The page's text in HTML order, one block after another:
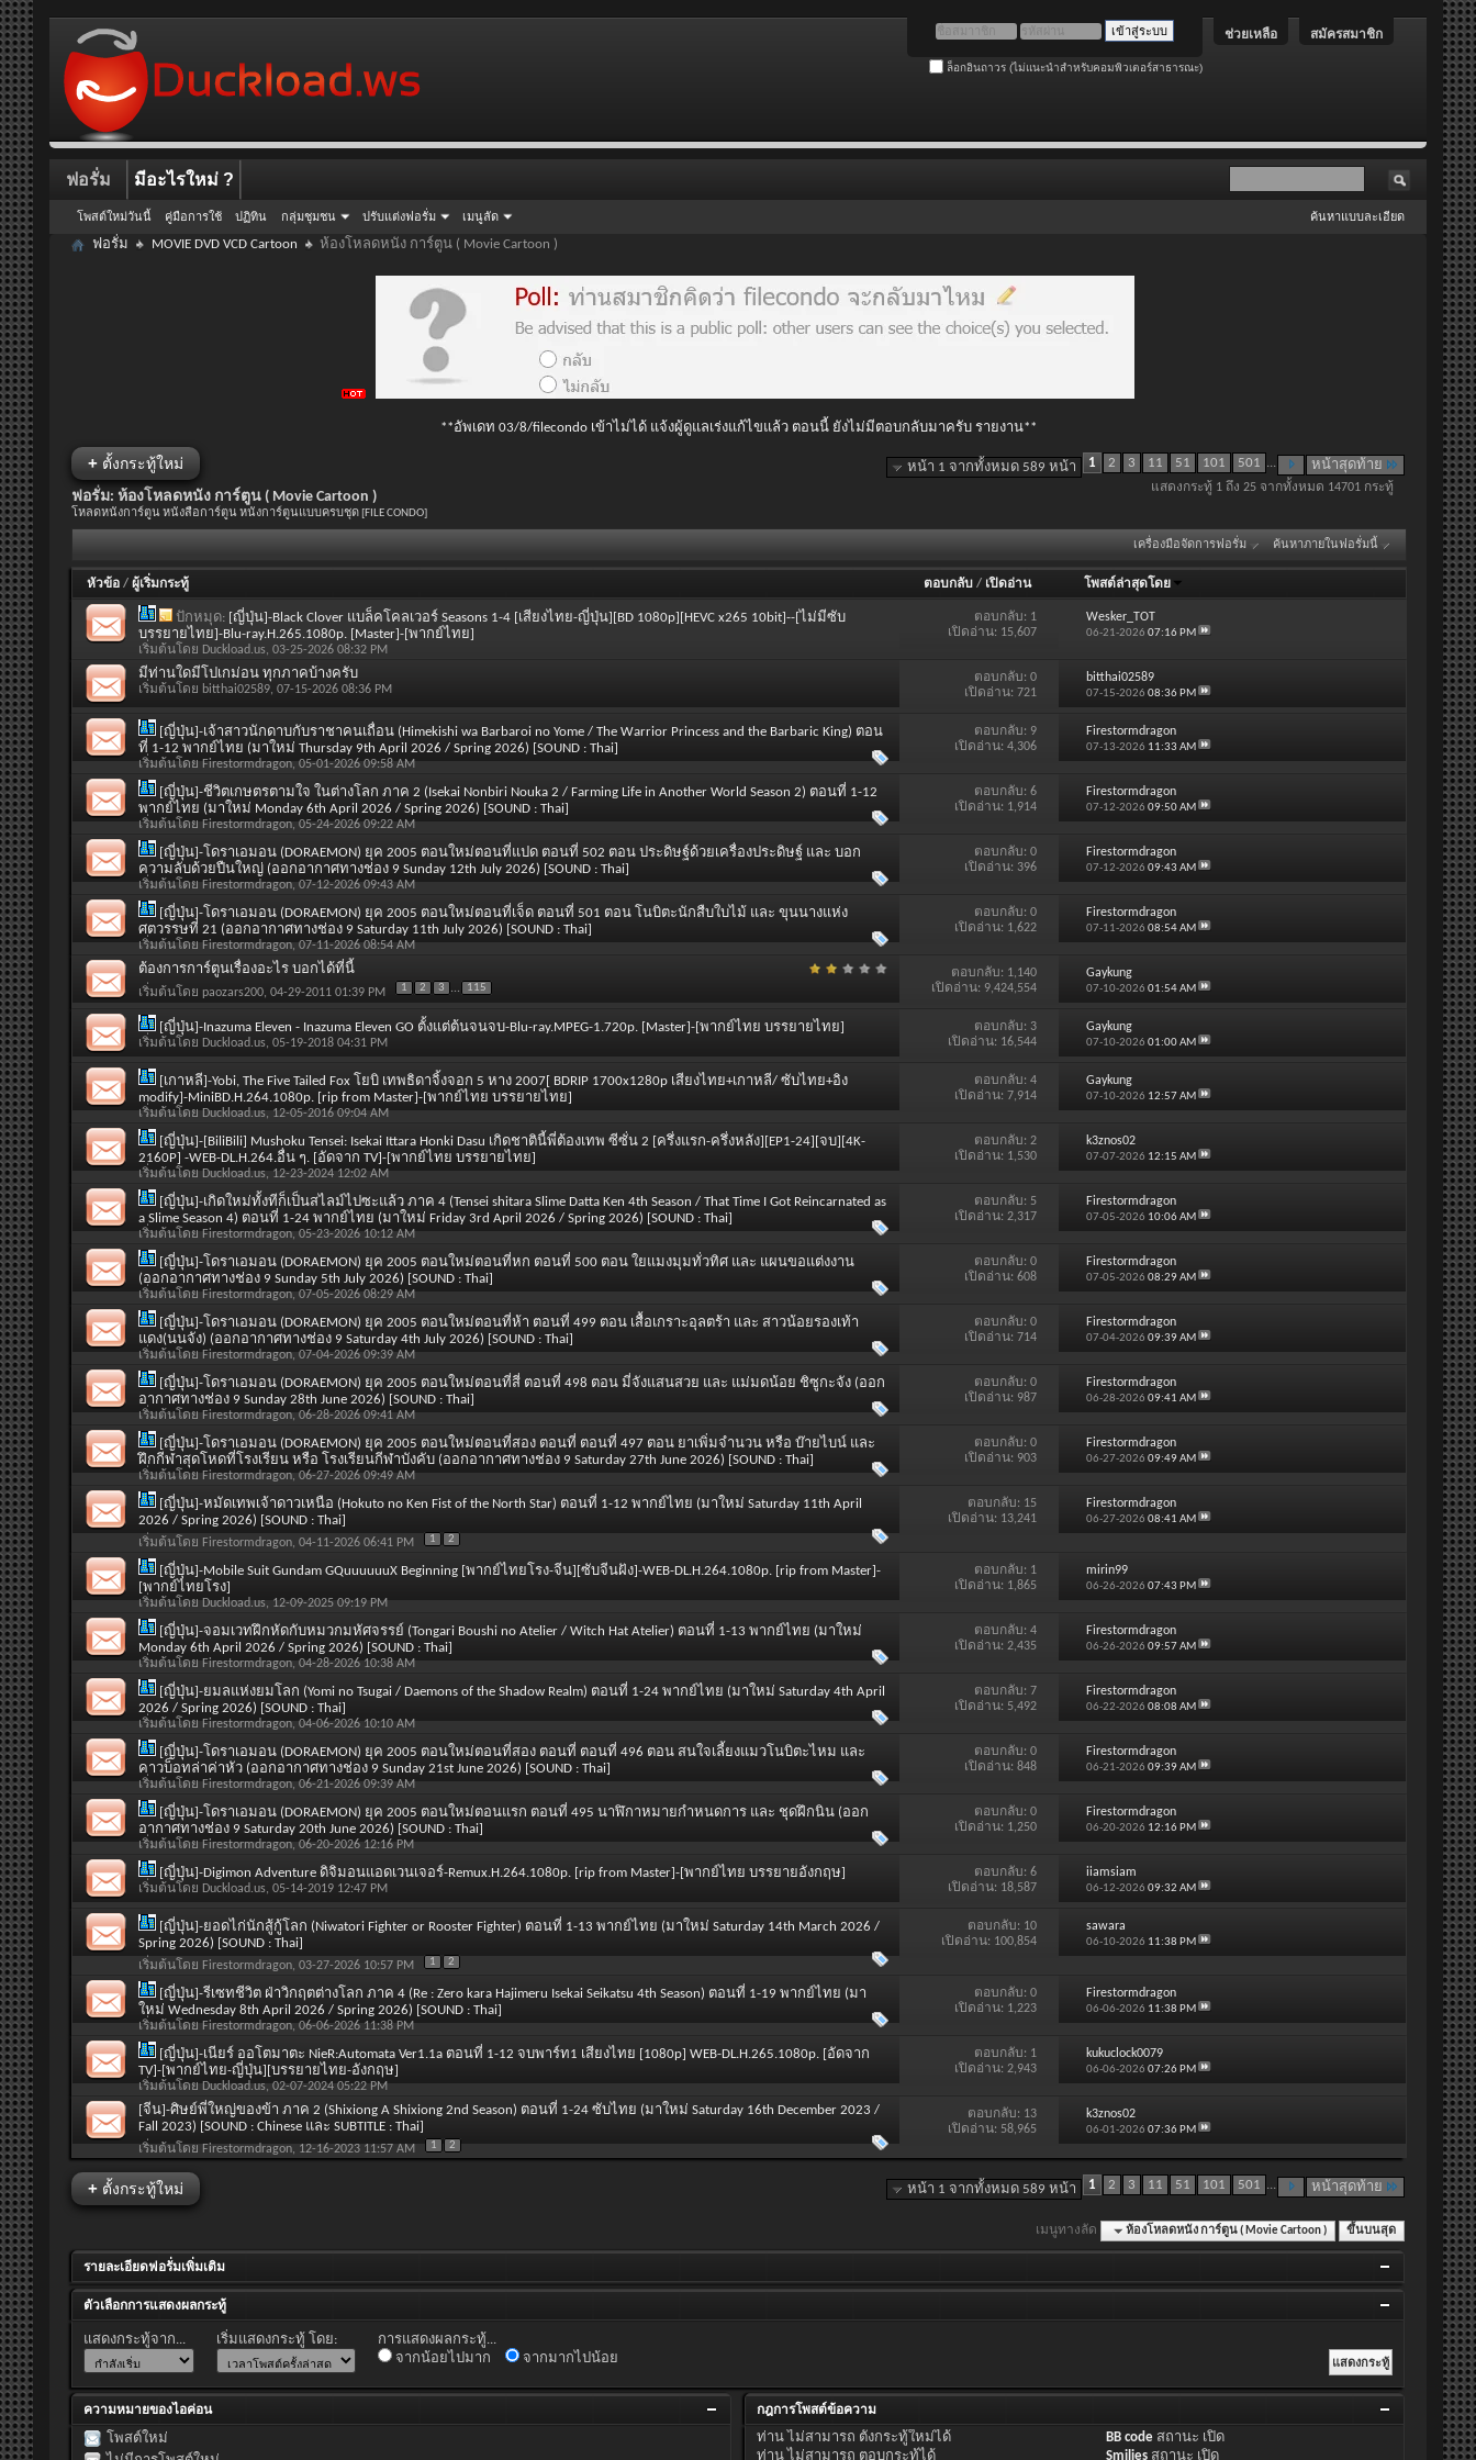
สมัครสมาชิก
ช่วยเหลือ
ล็อกอินถาวร (ไม่แนะนำสำหรับคอมพิวเตอร์สาธารณะ)
ฟอรั่ม
โพสต์ใหม่วันนี้ คู่มือการใช้ ปฏิทิน กลุ่มชุมชน ปรับแต่งฟอรั่ม เมนูลัด
มีอะไรใหม่ ?
ค้นหาแบบละเอียด
ฟอรั่ม MOVIE DVD VCD Cartoon ห้องโหลดหนัง การ์ตูน ( Movie Cartoon )
**อัพเดท 03/8/filecondo เข้าไม่ได้ แจ้งผู้ดูแลเร่งแก้ไขแล้ว ตอนนี้ ยังไม่มีตอบกลับมาครับ รายงาน**
+ ตั้งกระทู้ใหม่ หน้า 1 จากทั้งหมด 589 หน้า 1 2 3 11 51 101 501 ... หน้าสุดท้าย
แสดงกระทู้ 1 ถึง 25 จากทั้งหมด 14701 กระทู้
ฟอรั่ม: ห้องโหลดหนัง การ์ตูน ( Movie Cartoon )
โหลดหนังการ์ตูน หนังสือการ์ตูน หนังการ์ตูนแบบครบชุด [FILE CONDO]
เครื่องมือจัดการฟอรั่ม ค้นหาภายในฟอรั่มนี้
หัวข้อ / ผู้เริ่มกระทู้ ตอบกลับ / เปิดอ่าน โพสต์ล่าสุดโดย
ปักหมุด: [ญี่ปุ่น]-Black Clover แบล็คโคลเวอร์ Seasons 1-4 [เสียงไทย-ญี่ปุ่น][BD 1080p][HEVC x265 10bit]--[ไม่มีซับ
บรรยายไทย]-Blu-ray.H.265.1080p. [Master]-[พากย์ไทย]
เริ่มต้นโดย Duckload.us, 03-25-2026 08:32 PM
ตอบกลับ: 1
เปิดอ่าน: 15,607
Wesker_TOT
06-21-2026 07:16 PM
มีท่านใดมีโปเกม่อน ทุกภาคบ้างครับ
เริ่มต้นโดย bitthai02589, 07-15-2026 08:36 PM
ตอบกลับ:0
เปิดอ่าน: 721
bitthai02589
07-15-2026 08:36 PM
[ญี่ปุ่น]-เจ้าสาวนักดาบกับราชาคนเถื่อน (Himekishi wa Barbaroi no Yome / The Warrior Princess and the Barbaric King) ตอน
ที่ 1-12 พากย์ไทย (มาใหม่ Thursday 9th April 2026 / Spring 2026) [SOUND : Thai]
เริ่มต้นโดย Firestormdragon, 05-01-2026 09:58 AM
ตอบกลับ: 9
เปิดอ่าน: 4,306
Firestormdragon
07-13-2026 11:33 AM
[ญี่ปุ่น]-ชีวิตเกษตรตามใจ ในต่างโลก ภาค 2 (Isekai Nonbiri Nouka 2 / Farming Life in Another World Season 2) ตอนที่ 1-12
พากย์ไทย (มาใหม่ Monday 6th April 2026 / Spring 2026) [SOUND : Thai]
เริ่มต้นโดย Firestormdragon, 05-24-2026 09:22 AM
ตอบกลับ:6
เปิดอ่าน: 1,914
Firestormdragon
07-12-2026 09:50 AM
[ญี่ปุ่น]-โดราเอมอน (DORAEMON) ยุค 2005 ตอนใหม่ตอนที่แปด ตอนที่ 502 ตอน ประดิษฐ์ด้วยเครื่องประดิษฐ์ และ บอก
ความลับด้วยปืนใหญ่ (ออกอากาศทางช่อง 9 Sunday 12th July 2026) [SOUND : Thai]
เริ่มต้นโดย Firestormdragon, 07-12-2026 09:43 AM
ตอบกลับ:0
เปิดอ่าน: 396
Firestormdragon
07-12-2026 09:43 AM
[ญี่ปุ่น]-โดราเอมอน (DORAEMON) ยุค 2005 ตอนใหม่ตอนที่เจ็ด ตอนที่ 501 ตอน โนบิตะนักสืบใบไม้ และ ขุนนางแห่ง
ศตวรรษที่ 21 (ออกอากาศทางช่อง 9 Saturday 11th July 2026) [SOUND : Thai]
เริ่มต้นโดย Firestormdragon, 07-11-2026 08:54 AM
ตอบกลับ:0
เปิดอ่าน: 1,622
Firestormdragon
07-11-2026 08:54 AM
ต้องการการ์ตูนเรื่องอะไร บอกได้ที่นี้
เริ่มต้นโดย paozars200, 04-29-2011 01:39 PM 1 2 3 ... 115
ตอบกลับ: 1,140
เปิดอ่าน: 9,424,554
Gaykung
07-10-2026 01:54 AM
[ญี่ปุ่น]-Inazuma Eleven - Inazuma Eleven GO ตั้งแต่ต้นจนจบ-Blu-ray.MPEG-1.720p. [Master]-[พากย์ไทย บรรยายไทย]
เริ่มต้นโดย Duckload.us, 05-19-2018 04:31 PM
ตอบกลับ: 3
เปิดอ่าน: 16,544
Gaykung
07-10-2026 01:00 AM
[เกาหลี]-Yobi, The Five Tailed Fox โยบิ เทพธิดาจิ้งจอก 5 หาง 2007[ BDRIP 1700x1280p เสียงไทย+เกาหลี/ ซับไทย+อิง
modify]-MiniBD.H.264.1080p. [rip from Master]-[พากย์ไทย บรรยายไทย]
เริ่มต้นโดย Duckload.us, 12-05-2016 09:04 AM
ตอบกลับ:4
เปิดอ่าน: 7,914
Gaykung
07-10-2026 12:57 AM
[ญี่ปุ่น]-[BiliBili] Mushoku Tensei: Isekai Ittara Honki Dasu เกิดชาตินี้พี่ต้องเทพ ซีซั่น 2 [ครึ่งแรก-ครึ่งหลัง][EP1-24][จบ][4K-
2160P] -WEB-DL.H.264.อื่น ๆ. [อัดจาก TV]-[พากย์ไทย บรรยายไทย]
เริ่มต้นโดย Duckload.us, 12-23-2024 12:02 AM
ตอบกลับ:2
เปิดอ่าน: 1,530
k3znos02
07-07-2026 12:15 AM
[ญี่ปุ่น]-เกิดใหม่ทั้งทีก็เป็นสไลม์ไปซะแล้ว ภาค 4 (Tensei shitara Slime Datta Ken 4th Season / That Time I Got Reincarnated as
a Slime Season 4) ตอนที่ 1-24 พากย์ไทย (มาใหม่ Friday 3rd April 2026 / Spring 2026) [SOUND : Thai]
เริ่มต้นโดย Firestormdragon, 05-23-2026 10:12 AM
ตอบกลับ: 5
เปิดอ่าน: 2,317
Firestormdragon
07-05-2026 10:06 AM
[ญี่ปุ่น]-โดราเอมอน (DORAEMON) ยุค 2005 ตอนใหม่ตอนที่หก ตอนที่ 500 ตอน ใยแมงมุมทั่วทิศ และ แผนขอแต่งงาน
(ออกอากาศทางช่อง 9 Sunday 5th July 2026) [SOUND : Thai]
เริ่มต้นโดย Firestormdragon, 07-05-2026 08:29 AM
ตอบกลับ:0
เปิดอ่าน: 608
Firestormdragon
07-05-2026 08:29 AM
[ญี่ปุ่น]-โดราเอมอน (DORAEMON) ยุค 2005 ตอนใหม่ตอนที่ห้า ตอนที่ 499 ตอน เสื้อเกราะอุลตร้า และ สาวน้อยรองเท้า
แดง(นนจัง) (ออกอากาศทางช่อง 9 Saturday 4th July 2026) [SOUND : Thai]
เริ่มต้นโดย Firestormdragon, 07-04-2026 09:39 AM
ตอบกลับ:0
เปิดอ่าน: 714
Firestormdragon
07-04-2026 09:39 AM
[ญี่ปุ่น]-โดราเอมอน (DORAEMON) ยุค 2005 ตอนใหม่ตอนที่สี่ ตอนที่ 498 ตอน มี่จังแสนสวย และ แม่มดน้อย ชิซูกะจัง (ออก
อากาศทางช่อง 9 Sunday 28th June 2026) [SOUND : Thai]
เริ่มต้นโดย Firestormdragon, 06-28-2026 09:41 AM
ตอบกลับ:0
เปิดอ่าน: 987
Firestormdragon
06-28-2026 09:41 AM
[ญี่ปุ่น]-โดราเอมอน (DORAEMON) ยุค 2005 ตอนใหม่ตอนที่สอง ตอนที่ ตอนที่ 497 ตอน ยาเพิ่มจำนวน หรือ บ๊ายไบน์ และ
ฝึกกีฬาสุดโหดที่โรงเรียน หรือ โรงเรียนกีฬาบังคับ (ออกอากาศทางช่อง 9 Saturday 27th June 2026) [SOUND : Thai]
เริ่มต้นโดย Firestormdragon, 06-27-2026 09:49 AM
ตอบกลับ:0
เปิดอ่าน: 903
Firestormdragon
06-27-2026 09:49 AM
[ญี่ปุ่น]-หมัดเทพเจ้าดาวเหนือ (Hokuto no Ken Fist of the North Star) ตอนที่ 1-12 พากย์ไทย (มาใหม่ Saturday 11th April
2026 / Spring 2026) [SOUND : Thai]
เริ่มต้นโดย Firestormdragon, 04-11-2026 06:41 PM 1 2
ตอบกลับ: 15
เปิดอ่าน: 13,241
Firestormdragon
06-27-2026 08:41 AM
[ญี่ปุ่น]-Mobile Suit Gundam GQuuuuuuX Beginning [พากย์ไทยโรง-จีน][ซับจีนฝัง]-WEB-DL.H.264.1080p. [rip from Master]-
[พากย์ไทยโรง]
เริ่มต้นโดย Duckload.us, 12-09-2025 09:19 PM
ตอบกลับ: 1
เปิดอ่าน: 1,865
mirin99
06-26-2026 07:43 PM
[ญี่ปุ่น]-จอมเวทฝึกหัดกับหมวกมหัศจรรย์ (Tongari Boushi no Atelier / Witch Hat Atelier) ตอนที่ 1-13 พากย์ไทย (มาใหม่
Monday 6th April 2026 / Spring 2026) [SOUND : Thai]
เริ่มต้นโดย Firestormdragon, 04-28-2026 10:38 AM
ตอบกลับ:4
เปิดอ่าน: 2,435
Firestormdragon
06-26-2026 09:57 AM
[ญี่ปุ่น]-ยมลแห่งยมโลก (Yomi no Tsugai / Daemons of the Shadow Realm) ตอนที่ 1-24 พากย์ไทย (มาใหม่ Saturday 4th April
2026 / Spring 2026) [SOUND : Thai]
เริ่มต้นโดย Firestormdragon, 04-06-2026 10:10 AM
ตอบกลับ:7
เปิดอ่าน: 5,492
Firestormdragon
06-22-2026 08:08 AM
[ญี่ปุ่น]-โดราเอมอน (DORAEMON) ยุค 2005 ตอนใหม่ตอนที่สอง ตอนที่ ตอนที่ 496 ตอน สนใจเลี้ยงแมวโนบิตะไหม และ
คาวบ็อทล่าค่าหัว (ออกอากาศทางช่อง 9 Sunday 21st June 2026) [SOUND : Thai]
เริ่มต้นโดย Firestormdragon, 06-21-2026 09:39 AM
ตอบกลับ:0
เปิดอ่าน: 848
Firestormdragon
06-21-2026 09:39 AM
[ญี่ปุ่น]-โดราเอมอน (DORAEMON) ยุค 2005 ตอนใหม่ตอนแรก ตอนที่ 495 นาฬิกาหมายกำหนดการ และ ชุดฝึกนิน (ออก
อากาศทางช่อง 9 Saturday 20th June 2026) [SOUND : Thai]
เริ่มต้นโดย Firestormdragon, 06-20-2026 12:16 PM
ตอบกลับ:0
เปิดอ่าน: 1,250
Firestormdragon
06-20-2026 12:16 PM
[ญี่ปุ่น]-Digimon Adventure ดิจิมอนแอดเวนเจอร์-Remux.H.264.1080p. [rip from Master]-[พากย์ไทย บรรยายอังกฤษ]
เริ่มต้นโดย Duckload.us, 05-14-2019 12:47 PM
ตอบกลับ:6
เปิดอ่าน: 18,587
iiamsiam
06-12-2026 09:32 AM
[ญี่ปุ่น]-ยอดไก่นักสู้กู้โลก (Niwatori Fighter or Rooster Fighter) ตอนที่ 1-13 พากย์ไทย (มาใหม่ Saturday 14th March 2026 /
Spring 2026) [SOUND : Thai]
เริ่มต้นโดย Firestormdragon, 03-27-2026 10:57 PM 1 2
ตอบกลับ: 10
เปิดอ่าน: 100,854
sawara
06-10-2026 11:38 PM
[ญี่ปุ่น]-รีเซทชีวิต ฝ่าวิกฤตต่างโลก ภาค 4 (Re : Zero kara Hajimeru Isekai Seikatsu 4th Season) ตอนที่ 1-19 พากย์ไทย (มา
ใหม่ Wednesday 8th April 2026 / Spring 2026) [SOUND : Thai]
เริ่มต้นโดย Firestormdragon, 06-06-2026 11:38 PM
ตอบกลับ:0
เปิดอ่าน: 1,223
Firestormdragon
06-06-2026 11:38 PM
[ญี่ปุ่น]-เนียร์ ออโตมาตะ NieR:Automata Ver1.1a ตอนที่ 1-12 จบพาร์ท1 เสียงไทย [1080p] WEB-DL.H.265.1080p. [อัดจาก
TV]-[พากย์ไทย-ญี่ปุ่น][บรรยายไทย-อังกฤษ]
เริ่มต้นโดย Duckload.us, 02-07-2024 05:22 PM
ตอบกลับ: 1
เปิดอ่าน: 2,943
kukuclock0079
06-06-2026 07:26 PM
[จีน]-ศิษย์พี่ใหญ่ของข้า ภาค 2 (Shixiong A Shixiong 2nd Season) ตอนที่ 1-24 ซับไทย (มาใหม่ Saturday 16th December 2023 /
Fall 2023) [SOUND : Chinese และ SUBTITLE : Thai]
เริ่มต้นโดย Firestormdragon, 12-16-2023 11:57 AM 1 2
ตอบกลับ: 13
เปิดอ่าน: 58,965
k3znos02
06-01-2026 07:36 PM
+ ตั้งกระทู้ใหม่ หน้า 1 จากทั้งหมด 589 หน้า 1 2 3 11 51 101 501 ... หน้าสุดท้าย
เมนูทางลัด ห้องโหลดหนัง การ์ตูน ( Movie Cartoon ) ขึ้นบนสุด
รายละเอียดฟอรั่มเพิ่มเติม
ตัวเลือกการแสดงผลกระทู้
แสดงกระทู้จาก... เริ่มแสดงกระทู้ โดย:
การแสดงผลกระทู้...
จากน้อยไปมาก
จากมากไปน้อย
ความหมายของไอค่อน
โพสต์ใหม่
กฎการโพสต์ข้อความ
ท่านไม่สามารถ ตั้งกระทู้ใหม่ได้
ท่านไม่สามารถ ตอบกระทู้ได้
BB code สถานะ เปิด
Smilies สถานะ เปิด